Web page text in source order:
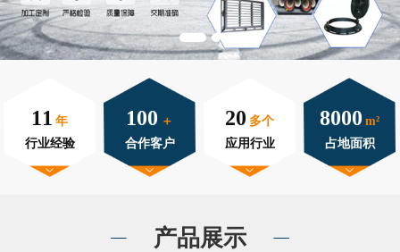
11 年
行业经验
100 ＋
合作客户
20 多个
应用行业
8000 m²
占地面积
产品展示